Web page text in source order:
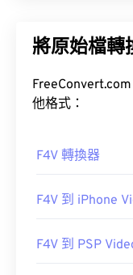
將原始檔轉
他格式：
F4V 轉換器
F4V 到 iPhone
F4V 到 PSP